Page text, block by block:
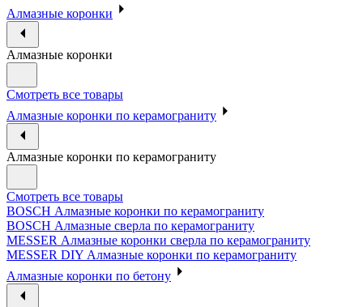
Алмазные коронки
Алмазные коронки
Смотреть все товары
Алмазные коронки по керамограниту
Алмазные коронки по керамограниту
Смотреть все товары
BOSCH Алмазные коронки по керамограниту
BOSCH Алмазные сверла по керамограниту
MESSER Алмазные коронки сверла по керамограниту
MESSER DIY Алмазные коронки по керамограниту
Алмазные коронки по бетону